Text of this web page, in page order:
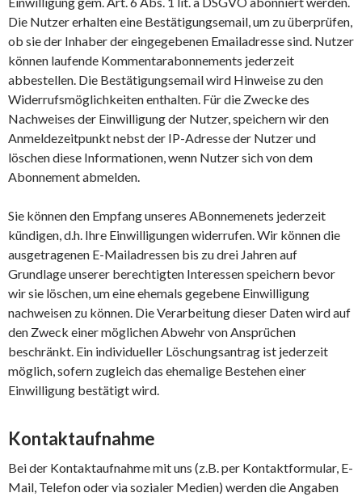
Die Nutzer erhalten eine Bestätigungsemail, um zu überprüfen,
ob sie der Inhaber der eingegebenen Emailadresse sind. Nutzer
können laufende Kommentarabonnements jederzeit
abbestellen. Die Bestätigungsemail wird Hinweise zu den
Widerrufsmöglichkeiten enthalten. Für die Zwecke des
Nachweises der Einwilligung der Nutzer, speichern wir den
Anmeldezeitpunkt nebst der IP-Adresse der Nutzer und
löschen diese Informationen, wenn Nutzer sich von dem
Abonnement abmelden.
Sie können den Empfang unseres ABonnemenets jederzeit
kündigen, d.h. Ihre Einwilligungen widerrufen. Wir können die
ausgetragenen E-Mailadressen bis zu drei Jahren auf
Grundlage unserer berechtigten Interessen speichern bevor
wir sie löschen, um eine ehemals gegebene Einwilligung
nachweisen zu können. Die Verarbeitung dieser Daten wird auf
den Zweck einer möglichen Abwehr von Ansprüchen
beschränkt. Ein individueller Löschungsantrag ist jederzeit
möglich, sofern zugleich das ehemalige Bestehen einer
Einwilligung bestätigt wird.
Kontaktaufnahme
Bei der Kontaktaufnahme mit uns (z.B. per Kontaktformular, E-
Mail, Telefon oder via sozialer Medien) werden die Angaben